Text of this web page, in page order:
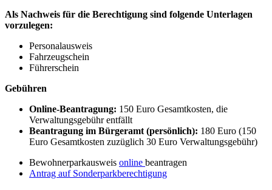
Als Nachweis für die Berechtigung sind folgende Unterlagen
vorzulegen:
Personalausweis
Fahrzeugschein
Führerschein
Gebühren
Online-Beantragung: 150 Euro Gesamtkosten, die
Verwaltungsgebühr entfällt
Beantragung im Bürgeramt (persönlich): 180 Euro (150
Euro Gesamtkosten zuzüglich 30 Euro Verwaltungsgebühr)
Bewohnerparkausweis online beantragen
Antrag auf Sonderparkberechtigung